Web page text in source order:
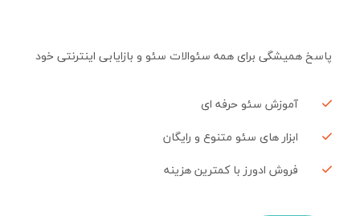
پاسخ همیشگی برای همه سئوالات سئو و بازایابی اینترنتی خود
آموزش سئو حرفه ای
ابزار های سئو متنوع و رایگان
فروش ادورز با کمترین هزینه